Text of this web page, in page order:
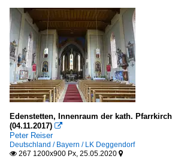
Edenstetten, Innenraum der kath.
(04.11.2017) 
Peter Reiser
Deutschland / Bayern / LK Deggendorf
 267 1200x900 Px, 25.05.2020 